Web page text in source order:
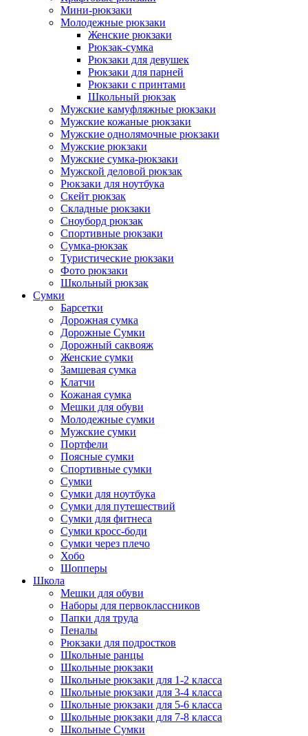
Мини-рюкзаки
Молодежные рюкзаки
Женские рюкзаки
Рюкзак-сумка
Рюкзаки для девушек
Рюкзаки для парней
Рюкзаки с принтами
Школьный рюкзак
Мужские камуфляжные рюкзаки
Мужские кожаные рюкзаки
Мужские однолямочные рюкзаки
Мужские рюкзаки
Мужские сумка-рюкзаки
Мужской деловой рюкзак
Рюкзаки для ноутбука
Скейт рюкзак
Складные рюкзаки
Сноуборд рюкзак
Спортивные рюкзаки
Сумка-рюкзак
Туристические рюкзаки
Фото рюкзаки
Школьный рюкзак
Сумки
Барсетки
Дорожная сумка
Дорожные Сумки
Дорожный саквояж
Женские сумки
Замшевая сумка
Клатчи
Кожаная сумка
Мешки для обуви
Молодежные сумки
Мужские сумки
Портфели
Поясные сумки
Спортивные сумки
Сумки
Сумки для ноутбука
Сумки для путешествий
Сумки для фитнеса
Сумки кросс-боди
Сумки через плечо
Хобо
Шопперы
Школа
Мешки для обуви
Наборы для первоклассников
Папки для труда
Пеналы
Рюкзаки для подростков
Школьные ранцы
Школьные рюкзаки
Школьные рюкзаки для 1-2 класса
Школьные рюкзаки для 3-4 класса
Школьные рюкзаки для 5-6 класса
Школьные рюкзаки для 7-8 класса
Школьные Сумки